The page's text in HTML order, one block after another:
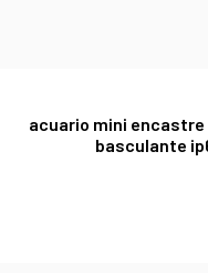
acuario mini encastre
basculante